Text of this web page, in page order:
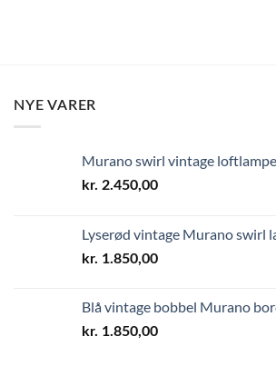
NYE VARER
Murano swirl vintage loftlampe
kr. 2.450,00
Lyserød vintage Murano swirl
kr. 1.850,00
Blå vintage bobbel Murano
kr. 1.850,00